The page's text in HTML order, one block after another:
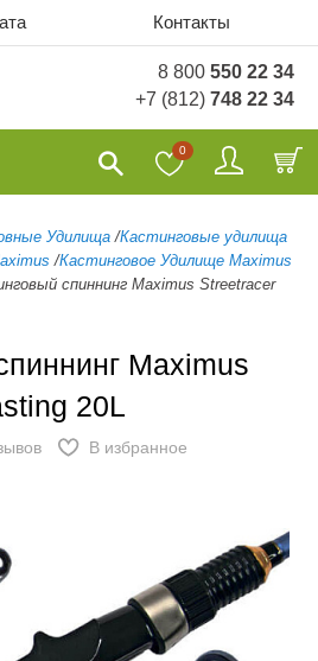
Контакты
8 800 550 22 34
+7 (812) 748 22 34
0
Удилища /Кастинговые удилища
/Кастинговое Удилище Maximus
спиннинг Maximus Streetracer
Maximus
20L
В избранное